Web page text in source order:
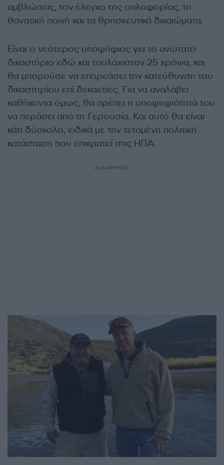
αμβλώσεις, τον έλεγχο της οπλοφορίας, τη
θανατική ποινή και τα θρησκευτικά δικαιώματα.
Είναι ο νεότερος υποψήφιος για το ανώτατο
δικαστήριο εδώ και τουλάχιστον 25 χρόνια, και
θα μπορούσε να επηρεάσει την κατεύθυνση του
δικαστηρίου επί δεκαετίες. Για να αναλάβει
καθήκοντα όμως, θα πρέπει η υποψηφιότητά του
να περάσει από τη Γερουσία. Και αυτό θα είναι
κάτι δύσκολο, ειδικά με την τεταμένη πολιτική
κατάσταση που επικρατεί στις ΗΠΑ.
ΔΙΑΦΗΜΙΣΗ